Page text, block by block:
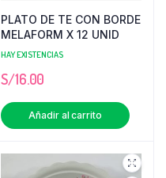
PLATO DE TE CON BORDE
MELAFORM X 12 UNID
HAY EXISTENCIAS
S/16.00
Añadir al carrito